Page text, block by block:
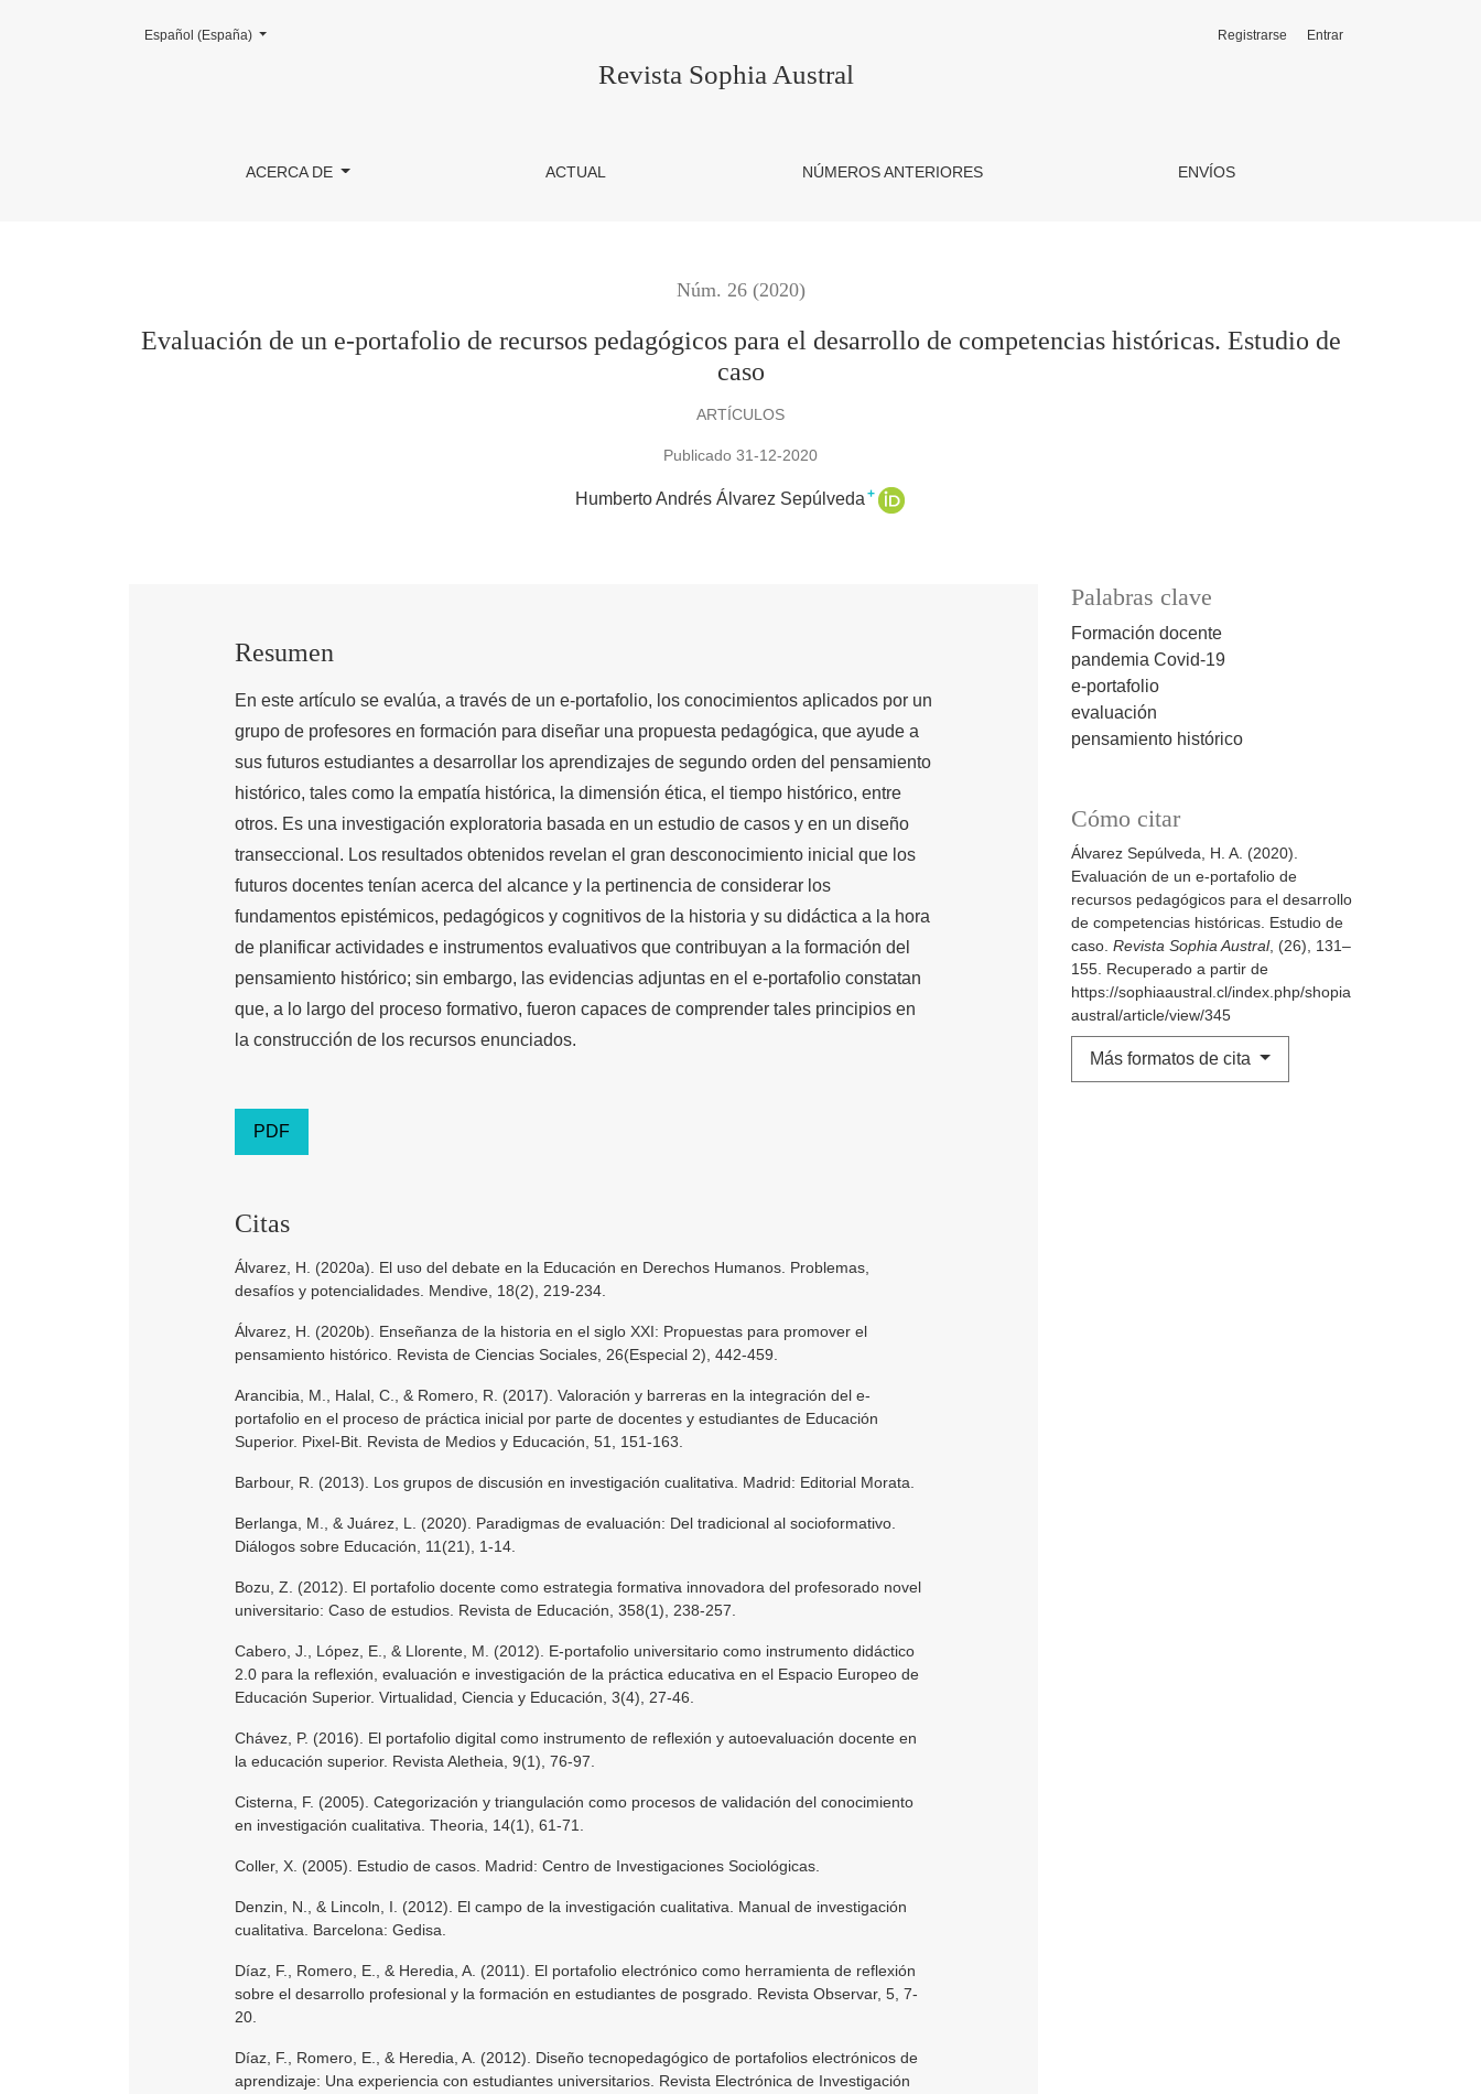
Evaluación de un e-portafolio de recursos pedagógicos para el desarrollo de competencias históricas. Estudio de caso
Revista Sophia Austral
ACERCA DE ACTUAL NÚMEROS ANTERIORES ENVÍOS
Registrarse Entrar
Cambiar el idioma. El actual es:
Español (España)
Núm. 26 (2020)
Evaluación de un e-portafolio de recursos pedagógicos para el desarrollo de competencias históricas. Estudio de
caso
ARTÍCULOS
Publicado 31-12-2020
Humberto Andrés Álvarez Sepúlveda +
Palabras clave
Formación docente
pandemia Covid-19
e-portafolio
evaluación
pensamiento histórico
Cómo citar
Álvarez Sepúlveda, H. A. (2020).
Evaluación de un e-portafolio de
recursos pedagógicos para el desarrollo
de competencias históricas. Estudio de
caso. Revista Sophia Austral, (26), 131–
155. Recuperado a partir de
https://sophiaaustral.cl/index.php/shopia
austral/article/view/345
Más formatos de cita
Resumen
En este artículo se evalúa, a través de un e-portafolio, los conocimientos aplicados por un
grupo de profesores en formación para diseñar una propuesta pedagógica, que ayude a
sus futuros estudiantes a desarrollar los aprendizajes de segundo orden del pensamiento
histórico, tales como la empatía histórica, la dimensión ética, el tiempo histórico, entre
otros. Es una investigación exploratoria basada en un estudio de casos y en un diseño
transeccional. Los resultados obtenidos revelan el gran desconocimiento inicial que los
futuros docentes tenían acerca del alcance y la pertinencia de considerar los
fundamentos epistémicos, pedagógicos y cognitivos de la historia y su didáctica a la hora
de planificar actividades e instrumentos evaluativos que contribuyan a la formación del
pensamiento histórico; sin embargo, las evidencias adjuntas en el e-portafolio constatan
que, a lo largo del proceso formativo, fueron capaces de comprender tales principios en
la construcción de los recursos enunciados.
PDF
Citas
Álvarez, H. (2020a). El uso del debate en la Educación en Derechos Humanos. Problemas,
desafíos y potencialidades. Mendive, 18(2), 219-234.
Álvarez, H. (2020b). Enseñanza de la historia en el siglo XXI: Propuestas para promover el
pensamiento histórico. Revista de Ciencias Sociales, 26(Especial 2), 442-459.
Arancibia, M., Halal, C., & Romero, R. (2017). Valoración y barreras en la integración del e-
portafolio en el proceso de práctica inicial por parte de docentes y estudiantes de Educación
Superior. Pixel-Bit. Revista de Medios y Educación, 51, 151-163.
Barbour, R. (2013). Los grupos de discusión en investigación cualitativa. Madrid: Editorial Morata.
Berlanga, M., & Juárez, L. (2020). Paradigmas de evaluación: Del tradicional al socioformativo.
Diálogos sobre Educación, 11(21), 1-14.
Bozu, Z. (2012). El portafolio docente como estrategia formativa innovadora del profesorado novel
universitario: Caso de estudios. Revista de Educación, 358(1), 238-257.
Cabero, J., López, E., & Llorente, M. (2012). E-portafolio universitario como instrumento didáctico
2.0 para la reflexión, evaluación e investigación de la práctica educativa en el Espacio Europeo de
Educación Superior. Virtualidad, Ciencia y Educación, 3(4), 27-46.
Chávez, P. (2016). El portafolio digital como instrumento de reflexión y autoevaluación docente en
la educación superior. Revista Aletheia, 9(1), 76-97.
Cisterna, F. (2005). Categorización y triangulación como procesos de validación del conocimiento
en investigación cualitativa. Theoria, 14(1), 61-71.
Coller, X. (2005). Estudio de casos. Madrid: Centro de Investigaciones Sociológicas.
Denzin, N., & Lincoln, I. (2012). El campo de la investigación cualitativa. Manual de investigación
cualitativa. Barcelona: Gedisa.
Díaz, F., Romero, E., & Heredia, A. (2011). El portafolio electrónico como herramienta de reflexión
sobre el desarrollo profesional y la formación en estudiantes de posgrado. Revista Observar, 5, 7-
20.
Díaz, F., Romero, E., & Heredia, A. (2012). Diseño tecnopedagógico de portafolios electrónicos de
aprendizaje: Una experiencia con estudiantes universitarios. Revista Electrónica de Investigación